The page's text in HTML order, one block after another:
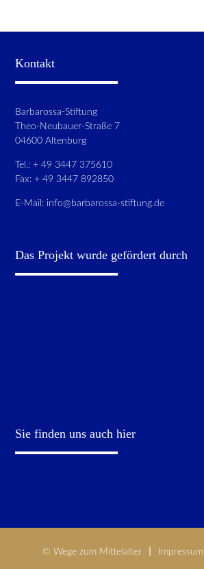
Kontakt
Barbarossa-Stiftung
Theo-Neubauer-Straße 7
04600 Altenburg
Tel.: + 49 3447 375610
Fax: + 49 3447 892850
E-Mail: info@barbarossa-stiftung.de
Das Projekt wurde gefördert durch
Sie finden uns auch hier
© Wege zum Mittelalter Impressum